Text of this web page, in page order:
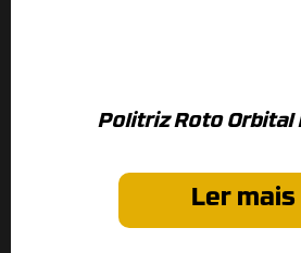
Politriz Roto Orbital
Ler mais